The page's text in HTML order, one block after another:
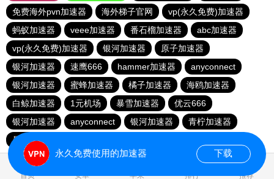
免费海外pvn加速器
海外梯子官网
vp(永久免费)加速器
蚂蚁加速器
veee加速器 番石榴加速器
abc加速器
vp(永久免费)加速器
银河加速器
原子加速器
银河加速器
速鹰666 hammer加速器
anyconnect
银河加速器
蜜蜂加速器 橘子加速器
海鸥加速器
白鲸加速器
1元机场 暴雪加速器
优云666
银河加速器
anyconnect 银河加速器
青柠加速器
暴雪加速器
首页 安卓 苹果 排行 推荐
永久免费使用的加速器 下载
0.120510s